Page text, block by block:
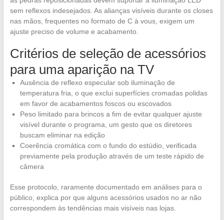
sem reflexos indesejados. As alianças visíveis durante os closes
nas mãos, frequentes no formato de C à vous, exigem um
ajuste preciso de volume e acabamento.
Critérios de seleção de acessórios
para uma aparição na TV
Ausência de reflexo especular sob iluminação de
temperatura fria, o que exclui superfícies cromadas polidas
em favor de acabamentos foscos ou escovados
Peso limitado para brincos a fim de evitar qualquer ajuste
visível durante o programa, um gesto que os diretores
buscam eliminar na edição
Coerência cromática com o fundo do estúdio, verificada
previamente pela produção através de um teste rápido de
câmera
Esse protocolo, raramente documentado em análises para o
público, explica por que alguns acessórios usados no ar não
correspondem às tendências mais visíveis nas lojas.